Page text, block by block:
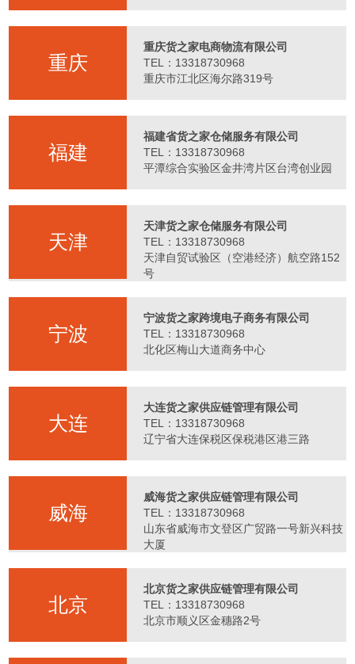
重庆
重庆货之家电商物流有限公司
TEL：13318730968
重庆市江北区海尔路319号
福建
福建省货之家仓储服务有限公司
TEL：13318730968
平潭综合实验区金井湾片区台湾创业园
天津
天津货之家仓储服务有限公司
TEL：13318730968
天津自贸试验区（空港经济）航空路152
号
宁波
宁波货之家跨境电子商务有限公司
TEL：13318730968
北化区梅山大道商务中心
大连
大连货之家供应链管理有限公司
TEL：13318730968
辽宁省大连保税区保税港区港三路
威海
威海货之家供应链管理有限公司
TEL：13318730968
山东省威海市文登区广贸路一号新兴科技
大厦
北京
北京货之家供应链管理有限公司
TEL：13318730968
北京市顺义区金穗路2号